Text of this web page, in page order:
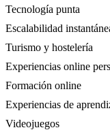
Tecnología punta
Escalabilidad
Turismo y hostelería
Experiencias online
Formación online
Experiencias de
Videojuegos